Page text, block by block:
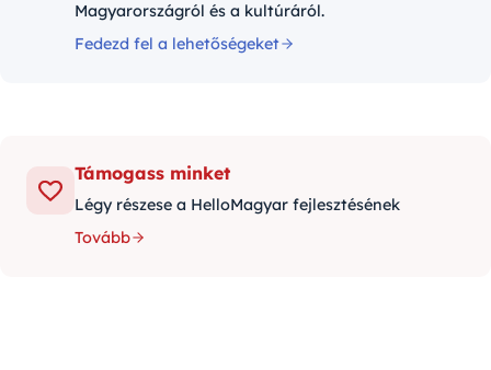
Magyarországról és a kultúráról.
Fedezd fel a lehetőségeket
Támogass minket
Légy részese a HelloMagyar fejlesztésének
Tovább